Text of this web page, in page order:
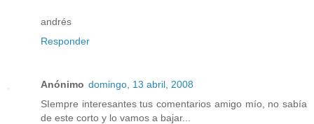
andrés
Responder
Anónimo domingo, 13 abril, 2008
SIempre interesantes tus comentarios amigo mío, no sabía
de este corto y lo vamos a bajar...